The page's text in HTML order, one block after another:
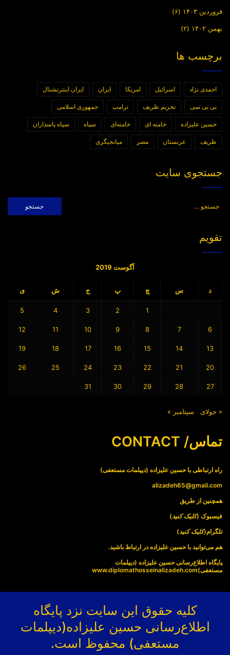
فروردین ۱۴۰۳ (۶)
بهمن ۱۴۰۲ (۲)
برچسب ها
احمدی نژاد اسرائیل امریکا ایران ایران اینترنشنال
بی بی سی تحریم ظریف ترامپ جمهوری اسلامی
حسین علیزاده خامنه ای خامنه‌ای سپاه سپاه پاسداران
ظریف عربستان مصر میانجیگری
جستجوی سایت
برای:
تقویم
آگوست 2019
د س چ پ ج ش ی
1
2
3
4
5
6
7
8
9
10
11
12
13
14
15
16
17
18
19
20
21
22
23
24
25
26
27
28
29
30
31
« جولای سپتامبر »
تماس/ CONTACT
راه ارتباطی با حسین علیزاده (دیپلمات مستعفی)
alizadeh65@gmail.com
همچنین از طریق
فیسبوک (کلیک کنید)
تلگرام(کلیک کنید)
هم می‌توانید با حسین علیزاده در ارتباط باشید.
پایگاه اطلاع‌رسانی حسین علیزاده (دیپلمات
مستعفی)www.diplomathosseinalizadeh.com
کلیه حقوق این سایت نزد پایگاه
اطلاع‌رسانی حسین علیزاده(دیپلمات
مستعفی) محفوظ است.